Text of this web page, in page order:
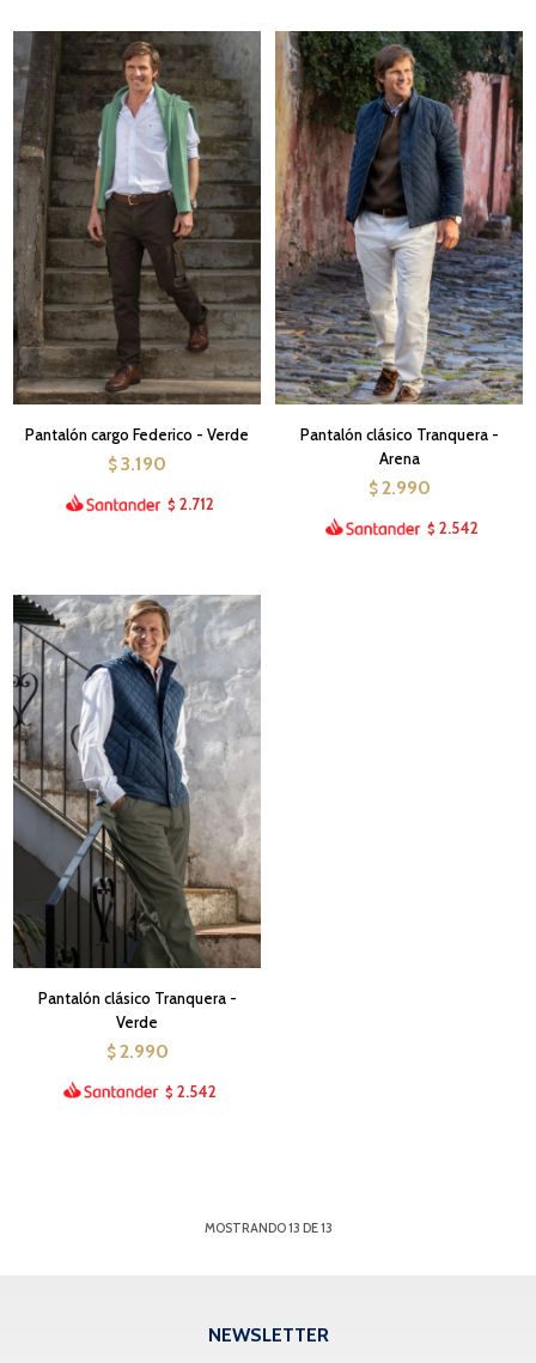
Pantalón cargo Federico - Verde
$ 3.190
$ 2.712
Pantalón clásico Tranquera -
Arena
$ 2.990
$ 2.542
Pantalón clásico Tranquera -
Verde
$ 2.990
$ 2.542
MOSTRANDO13 DE13
NEWSLETTER